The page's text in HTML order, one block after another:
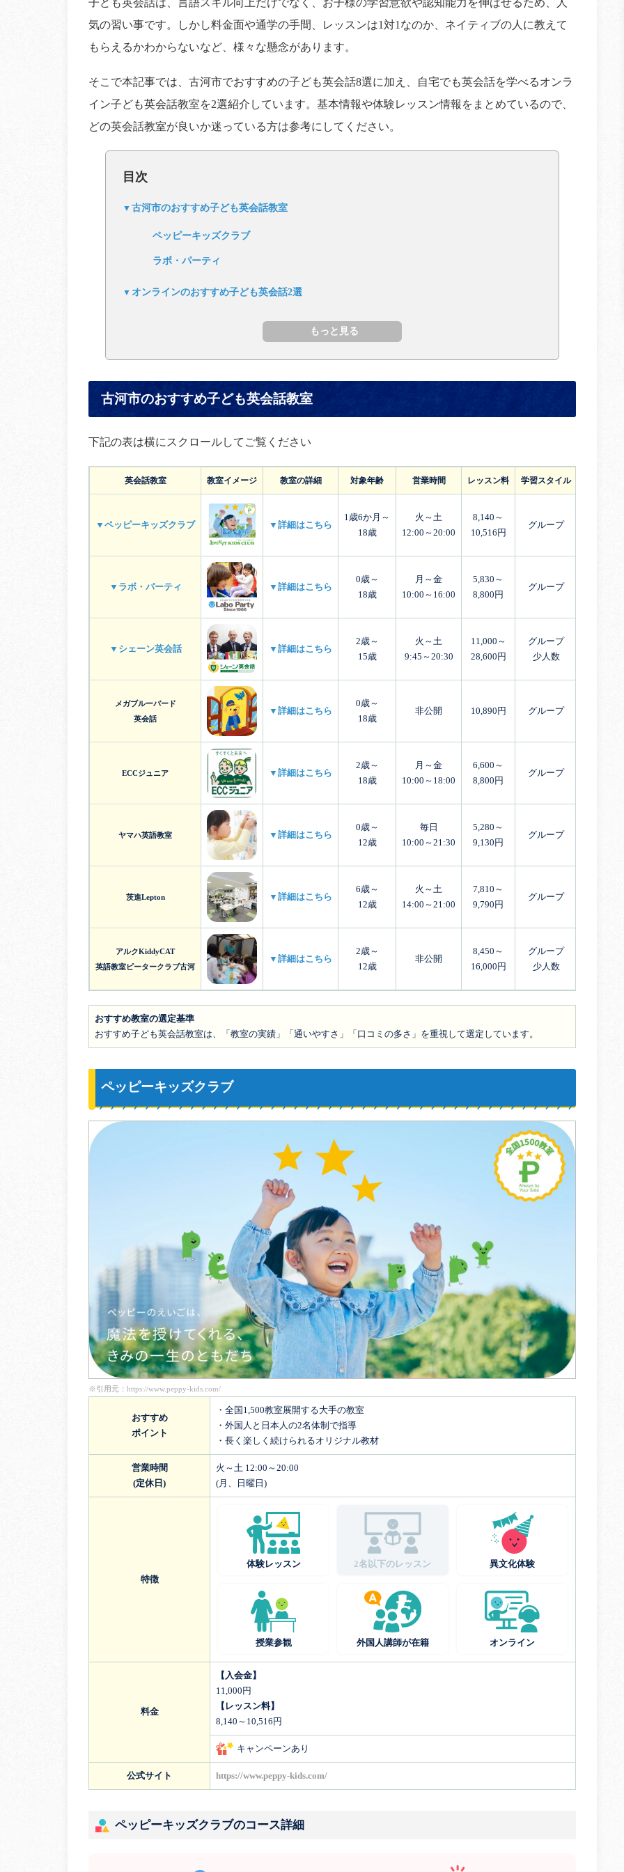
子ども英会話は、言語スキル向上だけでなく、お子様の学習意欲や認知能力を伸ばせるため、人
気の習い事です。しかし料金面や通学の手間、レッスンは1対1なのか、ネイティブの人に教えて
もらえるかわからないなど、様々な懸念があります。
そこで本記事では、古河市でおすすめの子ども英会話8選に加え、自宅でも英会話を学べるオンラ
イン子ども英会話教室を2選紹介しています。基本情報や体験レッスン情報をまとめているので、
どの英会話教室が良いか迷っている方は参考にしてください。
目次
古河市のおすすめ子ども英会話教室
ペッピーキッズクラブ
ラボ・パーティ
オンラインのおすすめ子ども英会話2選
古河市のおすすめ子ども英会話教室
下記の表は横にスクロールしてご覧ください
英会話教室 教室イメージ 教室の詳細 対象年齢 営業時間 レッスン料 学習スタイル
▼ペッピーキッズクラブ ▼詳細はこちら
1歳6か月～
18歳
火～土
12:00～20:00
8,140～
10,516円
グループ
▼ラボ・パーティ ▼詳細はこちら
0歳～
18歳
月～金
10:00～16:00
5,830～
8,800円
グループ
▼シェーン英会話 ▼詳細はこちら
2歳～
15歳
火～土
9:45～20:30
11,000～
28,600円
グループ
少人数
メガブルーバード
英会話
▼詳細はこちら
0歳～
18歳
非公開 10,890円 グループ
ECCジュニア ▼詳細はこちら
2歳～
18歳
月～金
10:00～18:00
6,600～
8,800円
グループ
ヤマハ英語教室 ▼詳細はこちら
0歳～
12歳
毎日
10:00～21:30
5,280～
9,130円
グループ
茨進Lepton ▼詳細はこちら
6歳～
12歳
火～土
14:00～21:00
7,810～
9,790円
グループ
アルクKiddyCAT
英語教室ピータークラブ古河
▼詳細はこちら
2歳～
12歳
非公開
8,450～
16,000円
グループ
少人数
おすすめ教室の選定基準
おすすめ子ども英会話教室は、「教室の実績」「通いやすさ」「口コミの多さ」を重視して選定しています。
ペッピーキッズクラブ
※引用元： https://www.peppy-kids.com/
おすすめ
ポイント
・全国1,500教室展開する大手の教室
・外国人と日本人の2名体制で指導
・長く楽しく続けられるオリジナル教材
営業時間
(定休日)
火～土 12:00～20:00
(月、日曜日)
特徴
体験レッスン 2名以下のレッスン 異文化体験
授業参観 外国人講師が在籍 オンライン
料金
【入会金】
11,000円
【レッスン料】
8,140～10,516円
キャンペーンあり
公式サイト https://www.peppy-kids.com/
ペッピーキッズクラブのコース詳細